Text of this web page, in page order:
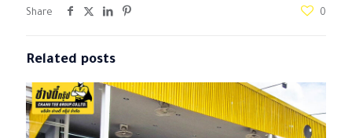
Share 0
Related posts